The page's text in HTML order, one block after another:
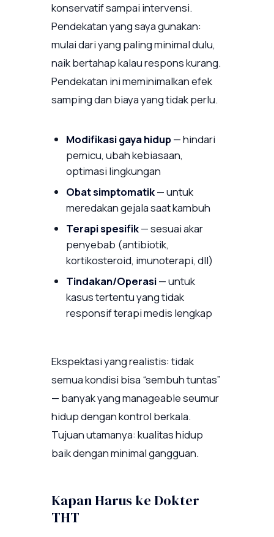
konservatif sampai intervensi.
Pendekatan yang saya gunakan:
mulai dari yang paling minimal dulu,
naik bertahap kalau respons kurang.
Pendekatan ini meminimalkan efek
samping dan biaya yang tidak perlu.
Modifikasi gaya hidup— hindari
pemicu, ubah kebiasaan,
optimasi lingkungan
Obat simptomatik— untuk
meredakan gejala saat kambuh
Terapi spesifik— sesuai akar
penyebab (antibiotik,
kortikosteroid, imunoterapi, dll)
Tindakan/Operasi— untuk
kasus tertentu yang tidak
responsif terapi medis lengkap
Ekspektasi yang realistis: tidak
semua kondisi bisa “sembuh tuntas”
— banyak yang manageable seumur
hidup dengan kontrol berkala.
Tujuan utamanya: kualitas hidup
baik dengan minimal gangguan.
Kapan Harus ke Dokter
THT